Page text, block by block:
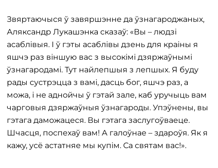
Звяртаючыся ў завяршэнне да ўзнагароджаных,
Аляксандр Лукашэнка сказаў: «Вы – людзі
асаблівыя. І ў гэты асаблівы дзень для краіны я
яшчэ раз віншую вас з высокімі дзяржаўнымі
ўзнагародамі. Тут найлепшыя з лепшых. Я буду
рады сустрэцца з вамі, дасць бог, яшчэ раз, а
можа, і не аднойчы ў гэтай зале, каб уручыць вам
чарговыя дзяржаўныя ўзнагароды. Упэўнены, вы
гэтага даможацеся. Вы гэтага заслугоўваеце.
Шчасця, поспехаў вам! А галоўнае – здароўя. Як я
кажу, усё астатняе мы купім. Са святам вас!».